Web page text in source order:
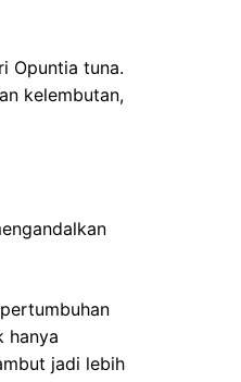
Opuntia tuna.
kelembutan,
hanya
jadi lebih